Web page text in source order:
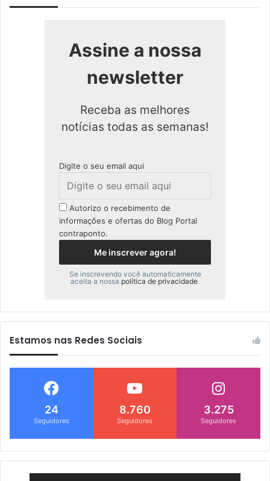
Assine a nossa
newsletter
Receba as melhores
notícias todas as semanas!
Digite o seu email aqui
Autorizo o recebimento de
informações e ofertas do Blog Portal
contraponto.
Se inscrevendo você automaticamente
aceita a nossa política de privacidade.
Estamos nas Redes Sociais
24
Seguidores
8.760
Seguidores
3.275
Seguidores